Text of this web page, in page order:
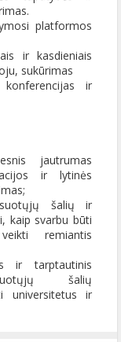
platformos
ir kasdieniais
sukūrimas
ir
jautrumas
ir lytinės
šalių ir
kaip svarbu būti
remiantis
ir tarptautinis
šalių
universitetus ir